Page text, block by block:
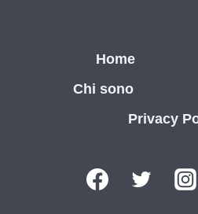
Home
Chi sono
Privacy